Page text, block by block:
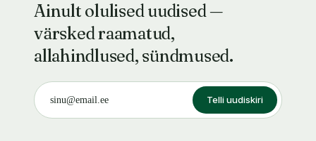
Ainult olulised uudised —
värsked raamatud,
allahindlused, sündmused.
Telli uudiskiri